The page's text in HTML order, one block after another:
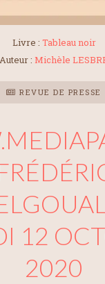
Livre : Tableau noir
Auteur : Michèle
REVUE DE PRESSE
12
2020